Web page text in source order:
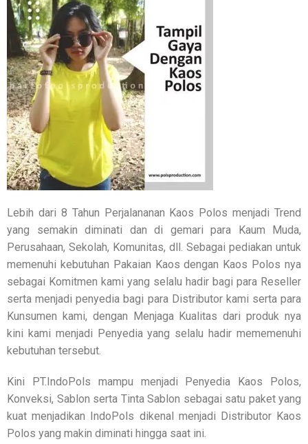
Lebih dari 8 Tahun Perjalananan Kaos Polos menjadi Trend
yang semakin diminati dan di gemari para Kaum Muda,
Perusahaan, Sekolah, Komunitas, dll. Sebagai pediakan untuk
memenuhi kebutuhan Pakaian Kaos dengan Kaos Polos nya
sebagai Komitmen kami yang selalu hadir bagi para Reseller
serta menjadi penyedia bagi para Distributor kami serta para
Kunsumen kami, dengan Menjaga Kualitas dari produk nya
kini kami menjadi Penyedia yang selalu hadir mememenuhi
kebutuhan tersebut.
Kini PT.IndoPols mampu menjadi Penyedia Kaos Polos,
Konveksi, Sablon serta Tinta Sablon sebagai satu paket yang
kuat menjadikan IndoPols dikenal menjadi Distributor Kaos
Polos yang makin diminati hingga saat ini.